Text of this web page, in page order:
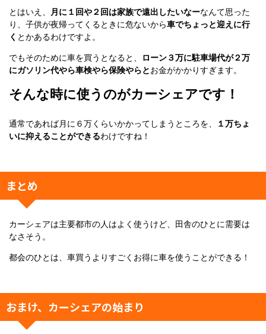
とはいえ、 月に１回や２回は家族で遠出したいなーなんて思った
り、子供が夜帰ってくるときに危ないから車でちょっと迎えに行
く とかあるわけですよ。
でもそのために車を買うとなると、
ローン３万に駐車場代が２万
にガソリン代やら車検やら保険やらとお金がかかりすぎます。
そんな時に使うのがカーシェアです！
通常であれば月に６万くらいかかってしまうところを、
１万ちょ
いに抑えることができるわけですね！
まとめ
カーシェアは主要都市の人はよく使うけど、田舎のひとに需要は
なさそう。
都会のひとは、車買うよりすごくお得に車を使うことができる！
おまけ、カーシェアの始まり